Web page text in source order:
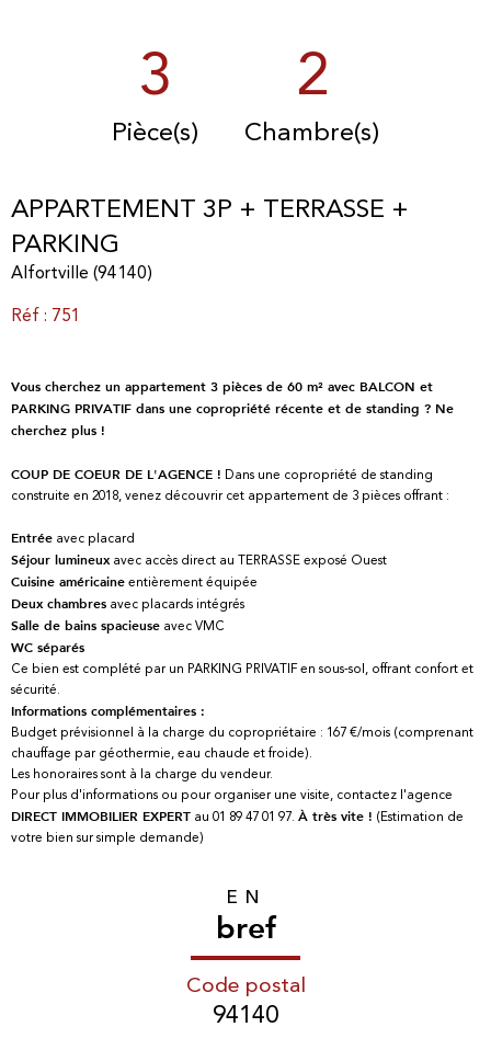
3
Pièce(s)
2
Chambre(s)
APPARTEMENT 3P + TERRASSE +
PARKING
Alfortville (94140)
Réf : 751
Vous cherchez un appartement 3 pièces de 60 m² avec BALCON et
PARKING PRIVATIF dans une copropriété récente et de standing ? Ne
cherchez plus !
COUP DE COEUR DE L'AGENCE ! Dans une copropriété de standing
construite en 2018, venez découvrir cet appartement de 3 pièces offrant :
Entrée avec placard
Séjour lumineuxavec accès direct au TERRASSE exposé Ouest
Cuisine américaine entièrement équipée
Deux chambres avec placards intégrés
Salle de bains spacieuse avec VMC
WC séparés
Ce bien est complété par un PARKING PRIVATIF en sous-sol, offrant confort et
sécurité.
Informations complémentaires :
Budget prévisionnel à la charge du copropriétaire : 167 €/mois (comprenant
chauffage par géothermie, eau chaude et froide).
Les honoraires sont à la charge du vendeur.
Pour plus d'informations ou pour organiser une visite, contactez l'agence
DIRECT IMMOBILIER EXPERT au 01 89 47 01 97. À très vite ! (Estimation de
votre bien sur simple demande)
EN
bref
Code postal
94140